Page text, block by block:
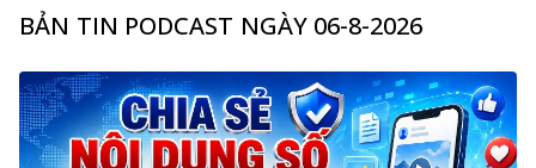
BẢN TIN PODCAST NGÀY 06-8-2026